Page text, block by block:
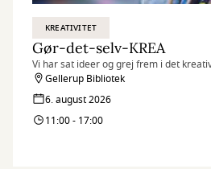
KREATIVITET
Gør-det-selv-KREA
Vi har sat ideer og grej frem i det
Gellerup Bibliotek
6. august 2026
11:00 - 17:00